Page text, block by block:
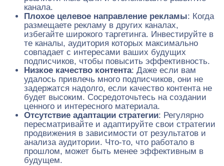
канала.
Плохое целевое направление рекламы: Когда
размещаете рекламу в других каналах,
избегайте широкого таргетинга. Инвестируйте в
те каналы, аудитория которых максимально
совпадает с интересами ваших будущих
подписчиков, чтобы повысить эффективность.
Низкое качество контента: Даже если вам
удалось привлечь много подписчиков, они не
задержатся надолго, если качество контента не
будет высоким. Сосредоточьтесь на создании
ценного и интересного материала.
Отсутствие адаптации стратегии: Регулярно
пересматривайте и адаптируйте свои стратегии
продвижения в зависимости от результатов и
анализа аудитории. Что-то, что работало в
прошлом, может быть менее эффективным в
будущем.